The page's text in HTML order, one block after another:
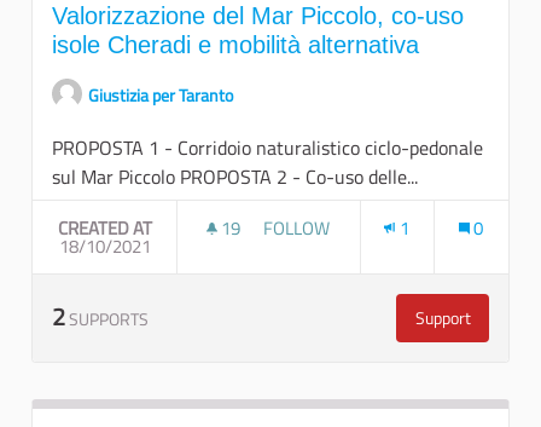
Valorizzazione del Mar Piccolo, co-uso
isole Cheradi e mobilità alternativa
Giustizia per Taranto
PROPOSTA 1 - Corridoio naturalistico ciclo-pedonale
sul Mar Piccolo PROPOSTA 2 - Co-uso delle...
CREATED AT
18/10/2021
19 19 FOLLOWERS
FOLLOW 1 0
2SUPPORTS Support